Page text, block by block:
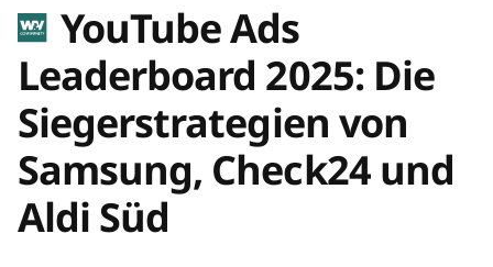
YouTube Ads
Leaderboard 2025: Die
Siegerstrategien von
Samsung, Check24 und
Aldi Süd